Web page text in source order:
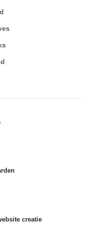
creatie